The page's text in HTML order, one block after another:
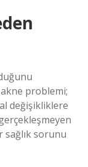
problemi;
değişikliklere
sağlık sorunu